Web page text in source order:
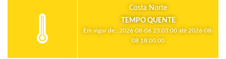
Costa Norte
TEMPO QUENTE
Em vigor de , 2026-08-06 23:03:00 até 2026-08-
08 18:00:00